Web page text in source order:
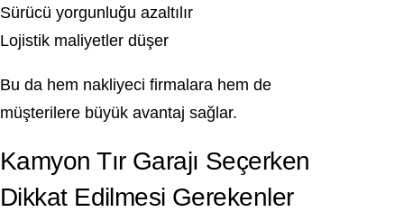
Sürücü yorgunluğu azaltılır
Lojistik maliyetler düşer
Bu da hem nakliyeci firmalara hem de
müşterilere büyük avantaj sağlar.
Kamyon Tır Garajı Seçerken
Dikkat Edilmesi Gerekenler